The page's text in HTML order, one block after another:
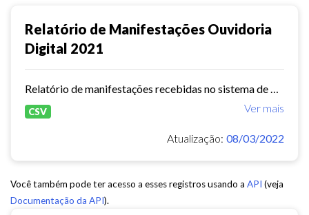
Relatório de Manifestações Ouvidoria
Digital 2021
Ver mais
CSV
Atualização: 08/03/2022
Você também pode ter acesso a esses registros usando a API (veja
Documentação da API).